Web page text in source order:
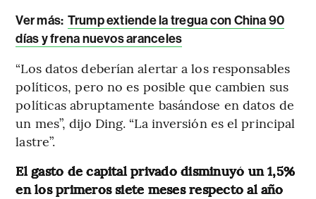
Ver más: Trump extiende la tregua con China 90
días y frena nuevos aranceles
“Los datos deberían alertar a los responsables
políticos, pero no es posible que cambien sus
políticas abruptamente basándose en datos de
un mes”, dijo Ding. “La inversión es el principal
lastre”.
El gasto de capital privado disminuyó un 1,5%
en los primeros siete meses respecto al año